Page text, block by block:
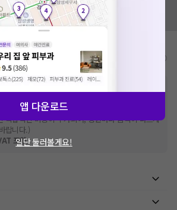
정보가 있나요?
세요!
비급여/급여 진료란?
강보험심사평가원에 고지되어 있는 급여 진료 기준 가
복합적인 비용이 추가되어, 병원마다 금액이 다르게
랍니다.)
포함
앱 다운로드
일단 둘러볼게요!